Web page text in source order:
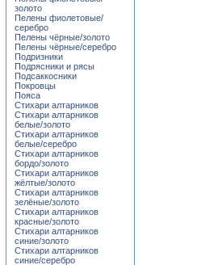
золото
Пелены фиолетовые/
серебро
Пелены чёрные/золото
Пелены чёрные/серебро
Подризники
Подрясники и рясы
Подсаккосники
Покровцы
Пояса
Стихари алтарников
Стихари алтарников
белые/золото
Стихари алтарников
белые/серебро
Стихари алтарников
бордо/золото
Стихари алтарников
жёлтые/золото
Стихари алтарников
зелёные/золото
Стихари алтарников
красные/золото
Стихари алтарников
синие/золото
Стихари алтарников
синие/серебро